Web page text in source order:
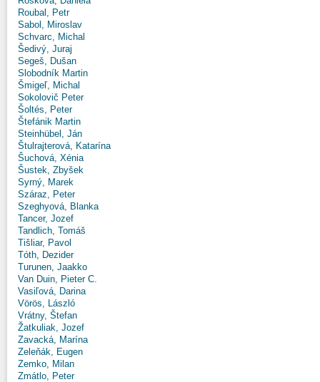
Roubal, Petr
Sabol, Miroslav
Schvarc, Michal
Šedivý, Juraj
Segeš, Dušan
Slobodník Martin
Šmigeľ, Michal
Sokolovič Peter
Šoltés, Peter
Štefánik Martin
Steinhübel, Ján
Štulrajterová, Katarína
Šuchová, Xénia
Šustek, Zbyšek
Syrný, Marek
Száraz, Peter
Szeghyová, Blanka
Tancer, Jozef
Tandlich, Tomáš
Tišliar, Pavol
Tóth, Dezider
Turunen, Jaakko
Van Duin, Pieter C.
Vasiľová, Darina
Vörös, László
Vrátny, Štefan
Žatkuliak, Jozef
Zavacká, Marína
Zeleňák, Eugen
Zemko, Milan
Zmátlo, Peter